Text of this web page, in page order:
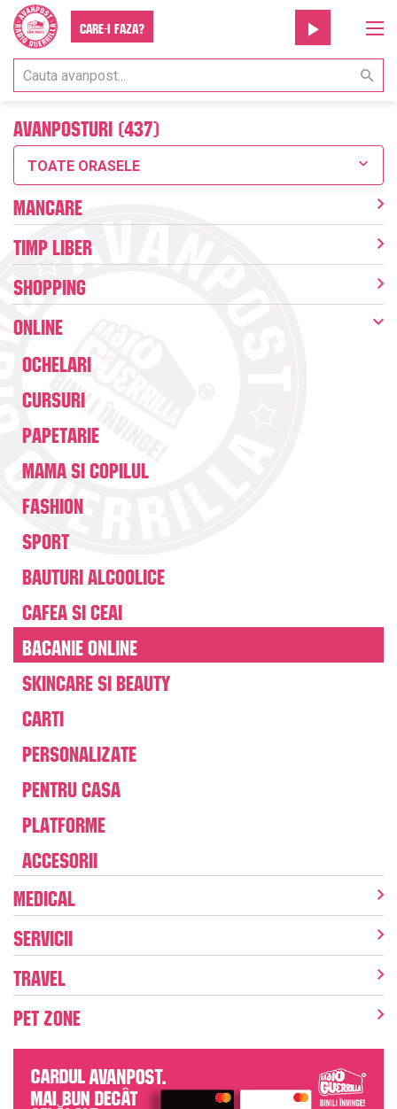
Care-i faza?
Avanposturi (437)
TOATE ORASELE
Mancare
Timp liber
Shopping
Online
Ochelari
Cursuri
Papetarie
Mama si copilul
Fashion
Sport
Bauturi alcoolice
Cafea si Ceai
Bacanie online
Skincare si beauty
Carti
Personalizate
Pentru casa
Platforme
Accesorii
Medical
Servicii
Travel
Pet Zone